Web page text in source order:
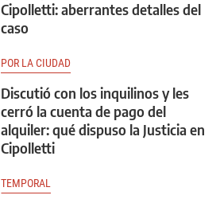
Cipolletti: aberrantes detalles del
caso
POR LA CIUDAD
Discutió con los inquilinos y les
cerró la cuenta de pago del
alquiler: qué dispuso la Justicia en
Cipolletti
TEMPORAL